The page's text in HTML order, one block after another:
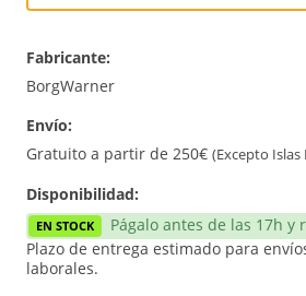
Reconstrucción
Fabricante:
BorgWarner
Envío:
Gratuito a partir de 250€ (Excepto Islas
Disponibilidad:
EN STOCK
Págalo antes de las 17h y
Plazo de entrega estimado para
laborales.